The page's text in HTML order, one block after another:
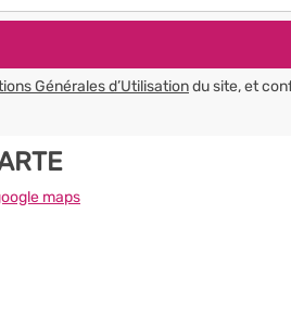
Générales d’Utilisationdu site, et
maps